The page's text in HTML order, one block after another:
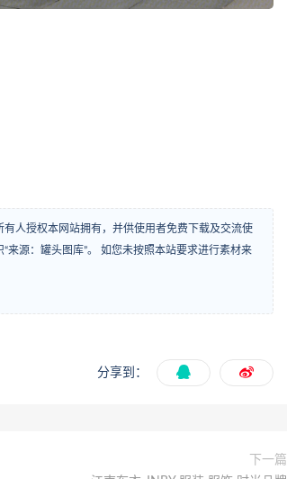
人授权本网站拥有，并供使用者免费下载及交流使
来源：罐头图库”。 如您未按照本站要求进行素材来
分享到：
下一篇